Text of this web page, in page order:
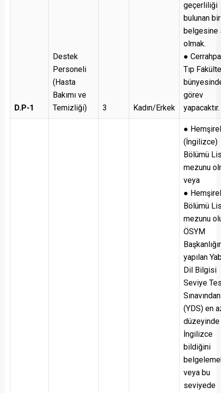
D.P-1
Destek
Personeli
(Hasta
Bakımı ve
Temizliği)
3 Kadın/Erkek
geçerliliği
bulunan
belgesine
olmak.
●
Tıp
görev
yapacaktır.
●
(İngilizce)
Bölümü
mezunu
veya
●
Bölümü
mezunu
ÖSYM
yapılan
Dil Bilgisi
Seviye
Sınavından
(YDS) en
düzeyinde
İngilizce
bildiğini
veya bu
seviyede